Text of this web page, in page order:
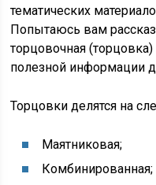
тематических
Попытаюсь вам
торцовочная
полезной информации
Торцовки делятся на
Маятниковая;
Комбинированная;